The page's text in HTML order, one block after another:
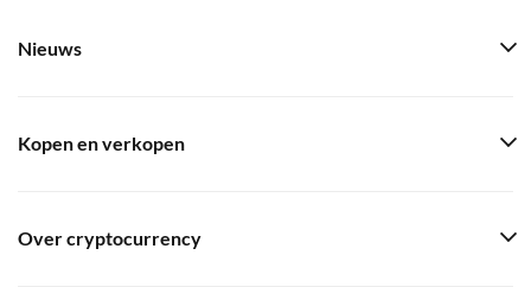
Nieuws
Kopen en verkopen
Over cryptocurrency